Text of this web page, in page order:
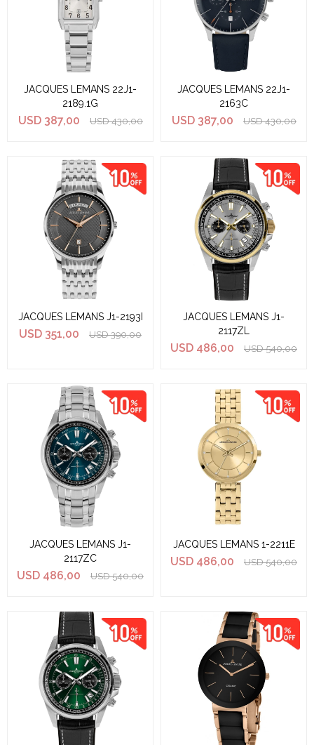
JACQUES LEMANS 22J1-
2189.1G
USD 387,00 USD 430,00
JACQUES LEMANS 22J1-
2163C
USD 387,00 USD 430,00
JACQUES LEMANS J1-2193I
USD 351,00 USD 390,00
JACQUES LEMANS J1-
2117ZL
USD 486,00 USD 540,00
JACQUES LEMANS J1-
2117ZC
USD 486,00 USD 540,00
JACQUES LEMANS 1-2211E
USD 486,00 USD 540,00